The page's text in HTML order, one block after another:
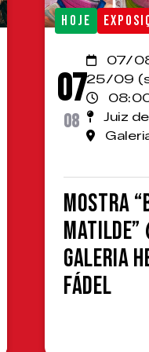
HOJE
07
08
07/
25/09
Juiz
Mostra
Matilde”
Galeria
Fádel